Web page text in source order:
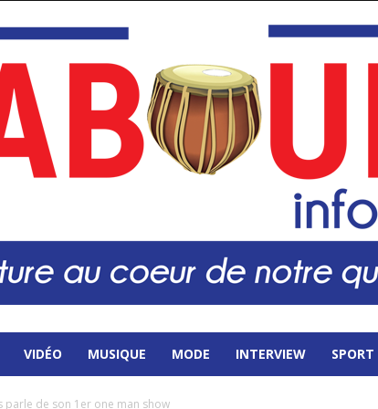
VIDÉO MUSIQUE MODE INTERVIEW SPORT
parle de son 1er one man show